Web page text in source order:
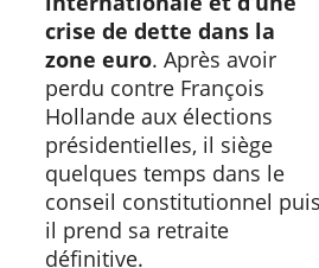
crise de dette dans la
zone euro. Après avoir
perdu contre François
Hollande aux élections
présidentielles, il siège
quelques temps dans le
conseil constitutionnel puis
il prend sa retraite
définitive.